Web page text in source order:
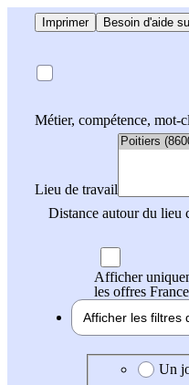
Imprimer Besoin d'aide
Métier, compétence, mot-
Lieu de travail
Distance autour du lieu
Afficher
les offres
Afficher les filtres
Date de
Un